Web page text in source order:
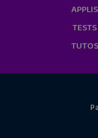
APPLIS
TESTS
TUTOS